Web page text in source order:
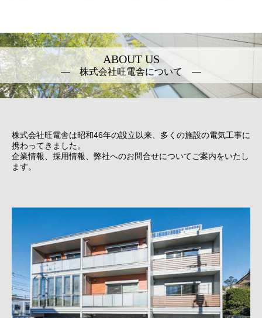
― 株式会社旺電舎について ―
株式会社旺電舎は昭和46年の設立以来、多くの施設の電気工事に
携わってきました。
企業情報、採用情報、弊社へのお問合せについてご案内をいたし
ます。